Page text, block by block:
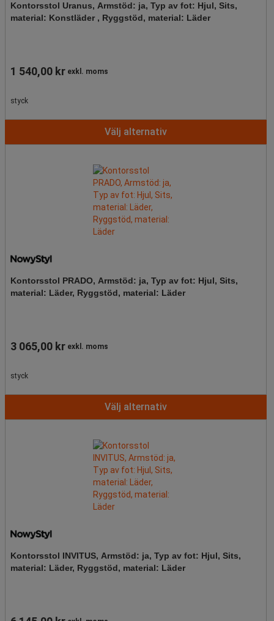
Kontorsstol Uranus, Armstöd: ja, Typ av fot: Hjul, Sits,
material: Konstläder , Ryggstöd, material: Läder
1 540,00 kr exkl. moms
styck
Välj alternativ
Kontorsstol PRADO, Armstöd: ja, Typ av fot: Hjul, Sits,
material: Läder, Ryggstöd, material: Läder
3 065,00 kr exkl. moms
styck
Välj alternativ
Kontorsstol INVITUS, Armstöd: ja, Typ av fot: Hjul, Sits,
material: Läder, Ryggstöd, material: Läder